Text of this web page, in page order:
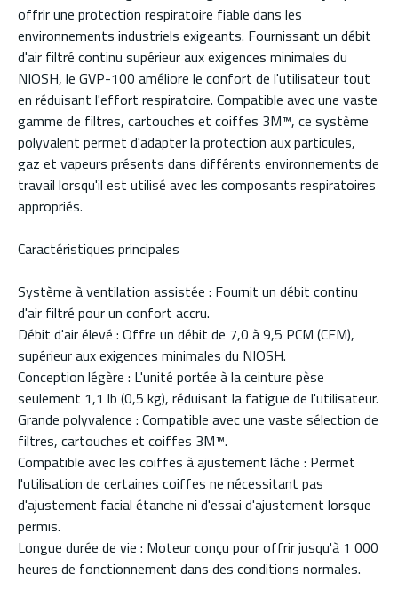
offrir une protection respiratoire fiable dans les
environnements industriels exigeants. Fournissant un débit
d'air filtré continu supérieur aux exigences minimales du
NIOSH, le GVP-100 améliore le confort de l'utilisateur tout
en réduisant l'effort respiratoire. Compatible avec une vaste
gamme de filtres, cartouches et coiffes 3M™, ce système
polyvalent permet d'adapter la protection aux particules,
gaz et vapeurs présents dans différents environnements de
travail lorsqu'il est utilisé avec les composants respiratoires
appropriés.
Caractéristiques principales
Système à ventilation assistée : Fournit un débit continu
d'air filtré pour un confort accru.
Débit d'air élevé : Offre un débit de 7,0 à 9,5 PCM (CFM),
supérieur aux exigences minimales du NIOSH.
Conception légère : L'unité portée à la ceinture pèse
seulement 1,1 lb (0,5 kg), réduisant la fatigue de l'utilisateur.
Grande polyvalence : Compatible avec une vaste sélection de
filtres, cartouches et coiffes 3M™.
Compatible avec les coiffes à ajustement lâche : Permet
l'utilisation de certaines coiffes ne nécessitant pas
d'ajustement facial étanche ni d'essai d'ajustement lorsque
permis.
Longue durée de vie : Moteur conçu pour offrir jusqu'à 1 000
heures de fonctionnement dans des conditions normales.